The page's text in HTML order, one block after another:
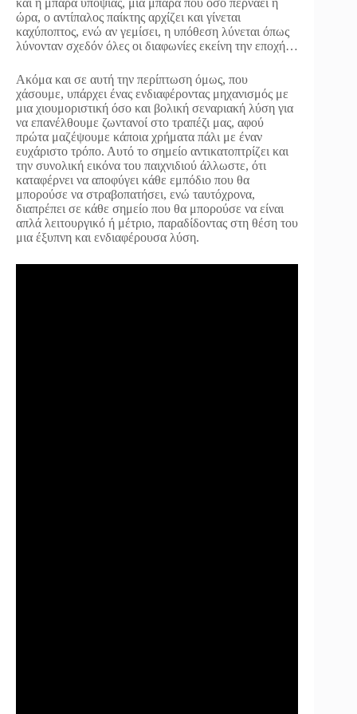
και η μπάρα υποψίας, μία μπάρα που όσο περνάει η
ώρα, ο αντίπαλος παίκτης αρχίζει και γίνεται
καχύποπτος, ενώ αν γεμίσει, η υπόθεση λύνεται όπως
λύνονταν σχεδόν όλες οι διαφωνίες εκείνη την εποχή…
Ακόμα και σε αυτή την περίπτωση όμως, που
χάσουμε, υπάρχει ένας ενδιαφέροντας μηχανισμός με
μια χιουμοριστική όσο και βολική σεναριακή λύση για
να επανέλθουμε ζωντανοί στο τραπέζι μας, αφού
πρώτα μαζέψουμε κάποια χρήματα πάλι με έναν
ευχάριστο τρόπο. Αυτό το σημείο αντικατοπτρίζει και
την συνολική εικόνα του παιχνιδιού άλλωστε, ότι
καταφέρνει να αποφύγει κάθε εμπόδιο που θα
μπορούσε να στραβοπατήσει, ενώ ταυτόχρονα,
διαπρέπει σε κάθε σημείο που θα μπορούσε να είναι
απλά λειτουργικό ή μέτριο, παραδίδοντας στη θέση του
μια έξυπνη και ενδιαφέρουσα λύση.